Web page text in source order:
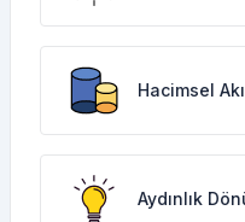
Hacimsel
Aydınlık